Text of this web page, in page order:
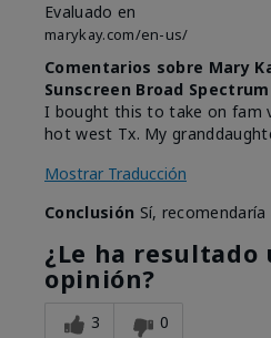
Evaluado en
marykay.com/en-us/
Comentarios sobre Mary
Sunscreen Broad Spectrum
I bought this to take on fam
hot west Tx. My
Mostrar Traducción
Conclusión Sí,
¿Le ha
opinión?
3 0